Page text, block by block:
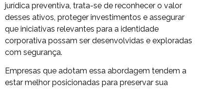
jurídica preventiva, trata-se de reconhecer o valor
desses ativos, proteger investimentos e assegurar
que iniciativas relevantes para a identidade
corporativa possam ser desenvolvidas e exploradas
com segurança.
Empresas que adotam essa abordagem tendem a
estar melhor posicionadas para preservar sua